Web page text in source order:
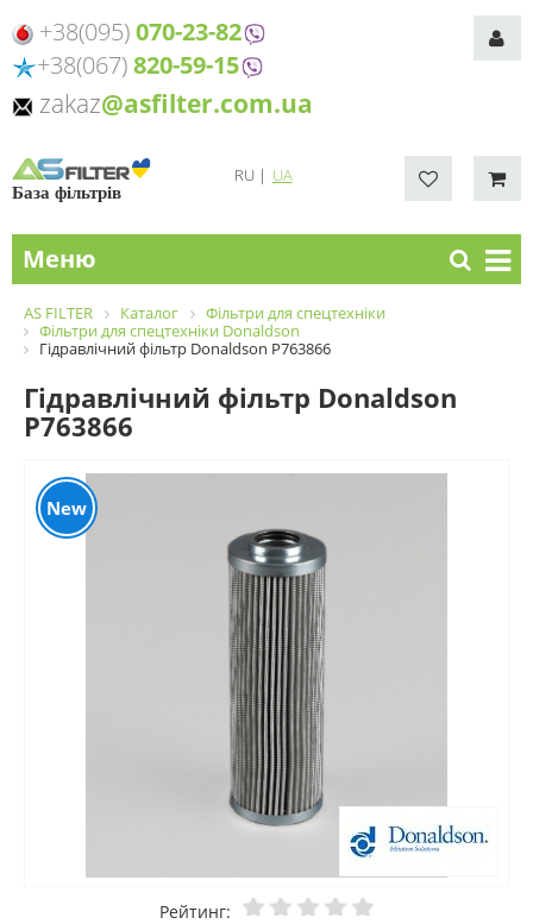
+38(095)070-23-82
+38(067)820-59-15
zakaz@asfilter.com.ua
База фільтрів
RU | UA
Меню
AS FILTER Каталог
Фільтри для спецтехніки
Фільтри для спецтехніки Donaldson
Гідравлічний фільтр Donaldson P763866
Гідравлічний фільтр Donaldson
P763866
New
Рейтинг: